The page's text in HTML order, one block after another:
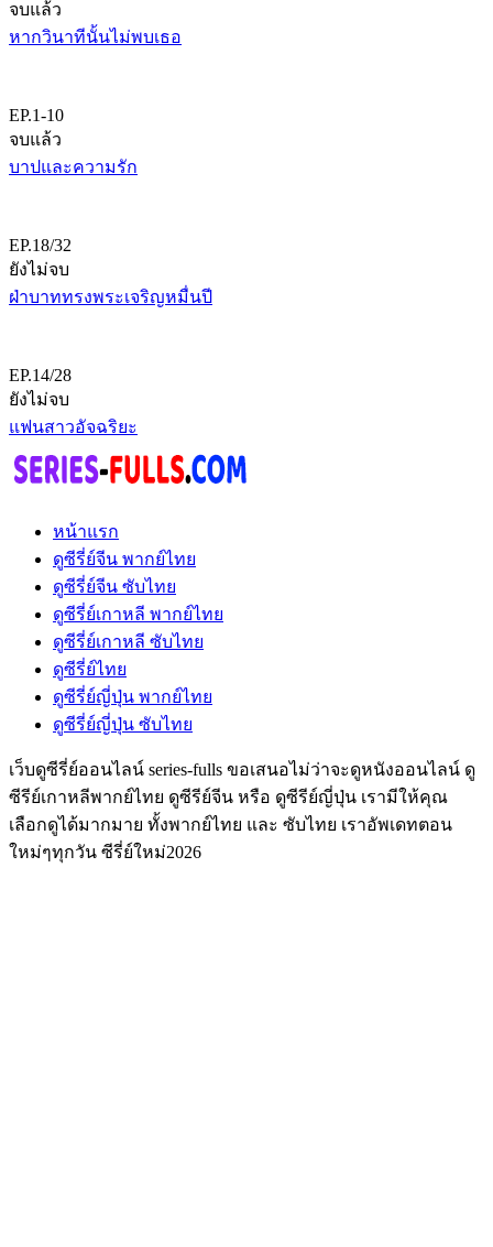
จบแล้ว
หากวินาทีนั้นไม่พบเธอ
EP.1-10
จบแล้ว
บาปและความรัก
EP.18/32
ยังไม่จบ
ฝ่าบาททรงพระเจริญหมื่นปี
EP.14/28
ยังไม่จบ
แฟนสาวอัจฉริยะ
หน้าแรก
ดูซีรี่ย์จีน พากย์ไทย
ดูซีรี่ย์จีน ซับไทย
ดูซีรี่ย์เกาหลี พากย์ไทย
ดูซีรี่ย์เกาหลี ซับไทย
ดูซีรี่ย์ไทย
ดูซีรี่ย์ญี่ปุ่น พากย์ไทย
ดูซีรี่ย์ญี่ปุ่น ซับไทย
เว็บดูซีรี่ย์ออนไลน์ series-fulls ขอเสนอไม่ว่าจะดูหนังออนไลน์ ดู
ซีรีย์เกาหลีพากย์ไทย ดูซีรีย์จีน หรือ ดูซีรีย์ญี่ปุ่น เรามีให้คุณ
เลือกดูได้มากมาย ทั้งพากย์ไทย และ ซับไทย เราอัพเดทตอน
ใหม่ๆทุกวัน ซีรี่ย์ใหม่2026